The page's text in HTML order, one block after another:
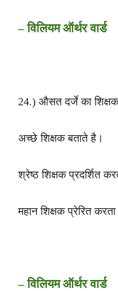
– विलियम ऑर्थर वार्ड
24.) औसत दर्जे का शिक्षक
अच्छे शिक्षक बताते है।
श्रेष्ठ शिक्षक प्रदर्शित
महान शिक्षक प्रेरित
– विलियम ऑर्थर वार्ड